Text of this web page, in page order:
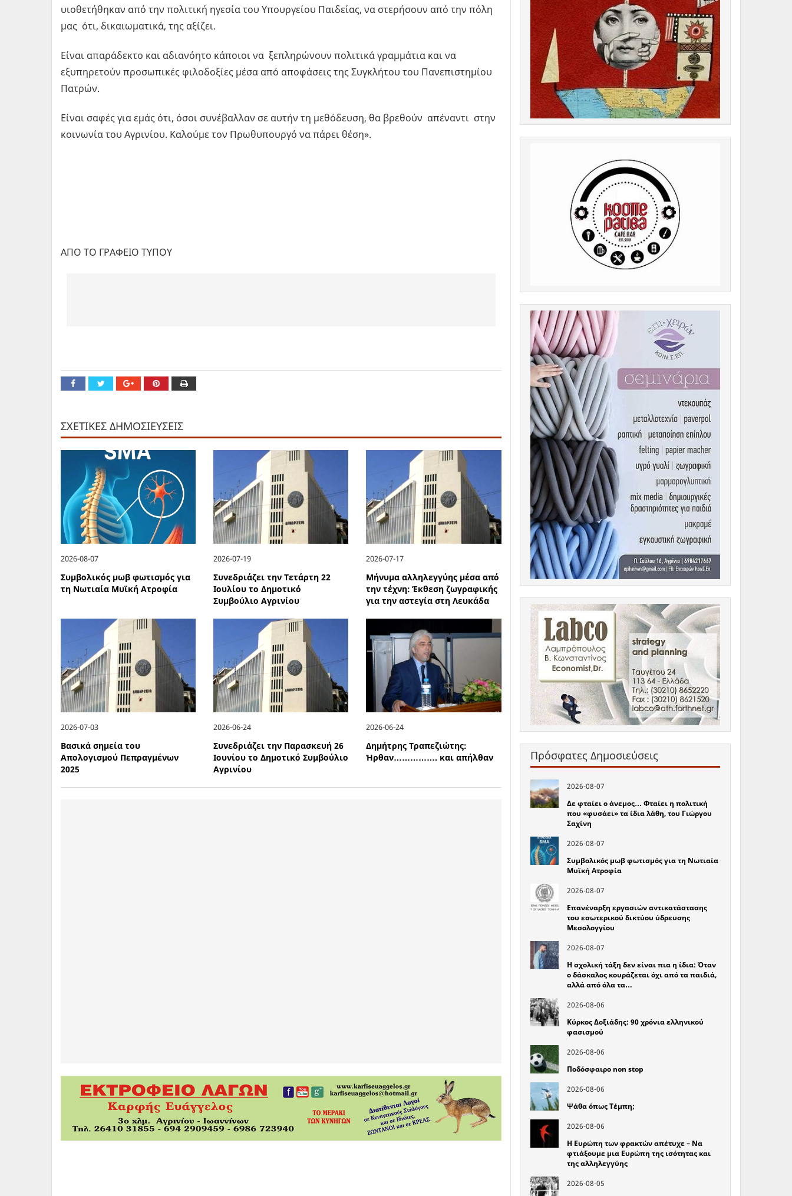
υιοθετήθηκαν από την πολιτική ηγεσία του Υπουργείου Παιδείας, να στερήσουν από την πόλη
μας ότι, δικαιωματικά, της αξίζει.
Είναι απαράδεκτο και αδιανόητο κάποιοι να ξεπληρώνουν πολιτικά γραμμάτια και να
εξυπηρετούν προσωπικές φιλοδοξίες μέσα από αποφάσεις της Συγκλήτου του Πανεπιστημίου
Πατρών.
Είναι σαφές για εμάς ότι, όσοι συνέβαλλαν σε αυτήν τη μεθόδευση, θα βρεθούν απέναντι στην
κοινωνία του Αγρινίου. Καλούμε τον Πρωθυπουργό να πάρει θέση».
ΑΠΟ ΤΟ ΓΡΑΦΕΙΟ ΤΥΠΟΥ
ΣΧΕΤΙΚΕΣ ΔΗΜΟΣΙΕΥΣΕΙΣ
2026-08-07
Συμβολικός μωβ φωτισμός για
τη Νωτιαία Μυϊκή Ατροφία
2026-07-19
Συνεδριάζει την Τετάρτη 22
Ιουλίου το Δημοτικό
Συμβούλιο Αγρινίου
2026-07-17
Μήνυμα αλληλεγγύης μέσα από
την τέχνη: Έκθεση ζωγραφικής
για την αστεγία στη Λευκάδα
2026-07-03
Βασικά σημεία του
Απολογισμού Πεπραγμένων
2025
2026-06-24
Συνεδριάζει την Παρασκευή 26
Ιουνίου το Δημοτικό Συμβούλιο
Αγρινίου
2026-06-24
Δημήτρης Τραπεζιώτης:
Ήρθαν……………. και απήλθαν
Πρόσφατες Δημοσιεύσεις
2026-08-07
Δε φταίει ο άνεμος… Φταίει η πολιτική
που «φυσάει» τα ίδια λάθη, του Γιώργου
Σαχίνη
2026-08-07
Συμβολικός μωβ φωτισμός για τη Νωτιαία
Μυϊκή Ατροφία
2026-08-07
Επανέναρξη εργασιών αντικατάστασης
του εσωτερικού δικτύου ύδρευσης
Μεσολογγίου
2026-08-07
Η σχολική τάξη δεν είναι πια η ίδια: Όταν
ο δάσκαλος κουράζεται όχι από τα παιδιά,
αλλά από όλα τα…
2026-08-06
Κύρκος Δοξιάδης: 90 χρόνια ελληνικού
φασισμού
2026-08-06
Ποδόσφαιρο non stop
2026-08-06
Ψάθα όπως Τέμπη;
2026-08-06
Η Ευρώπη των φρακτών απέτυχε – Να
φτιάξουμε μια Ευρώπη της ισότητας και
της αλληλεγγύης
2026-08-05